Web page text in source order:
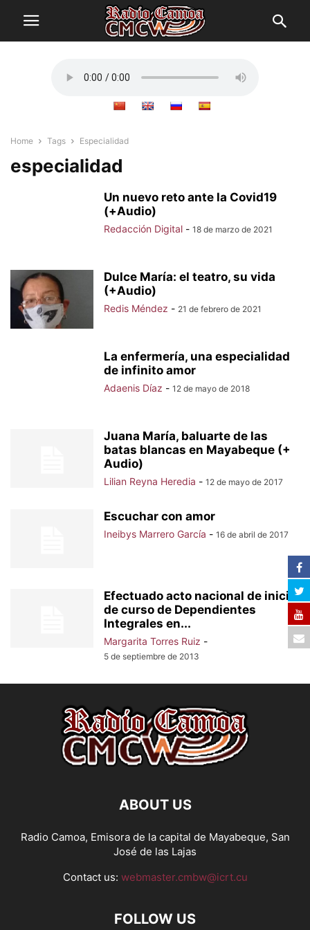
Home Tags Especialidad
especialidad
Un nuevo reto ante la Covid19
(+Audio)
Redacción Digital - 18 de marzo de 2021
Dulce María: el teatro, su vida
(+Audio)
Redis Méndez - 21 de febrero de 2021
La enfermería, una especialidad
de infinito amor
Adaenis Díaz - 12 de mayo de 2018
Juana María, baluarte de las
batas blancas en Mayabeque (+
Audio)
Lilian Reyna Heredia - 12 de mayo de 2017
Escuchar con amor
Ineibys Marrero García - 16 de abril de 2017
Efectuado acto nacional de inicio
de curso de Dependientes
Integrales en...
Margarita Torres Ruiz -
5 de septiembre de 2013
ABOUT US
Radio Camoa, Emisora de la capital de Mayabeque, San
José de las Lajas
Contact us: webmaster.cmbw@icrt.cu
FOLLOW US